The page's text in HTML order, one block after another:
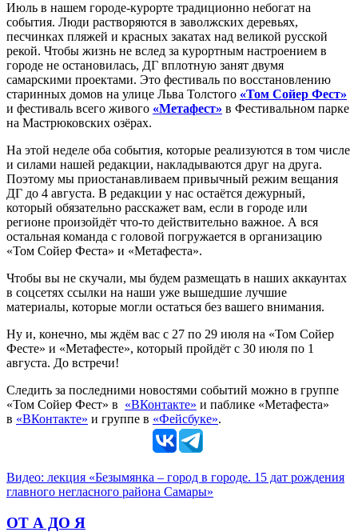
Июль в нашем городе-курорте традиционно небогат на
события. Люди растворяются в заволжских деревьях,
песчинках пляжей и красных закатах над великой русской
рекой. Чтобы жизнь не вслед за курортным настроением в
городе не остановилась, ДГ вплотную занят двумя
самарскими проектами. Это фестиваль по восстановлению
старинных домов на улице Льва Толстого «Том Сойер Фест»
и фестиваль всего живого «Метафест» в Фестивальном парке
на Мастрюковских озёрах.
На этой неделе оба события, которые реализуются в том числе
и силами нашей редакции, накладываются друг на друга.
Поэтому мы приостанавливаем привычный режим вещания
ДГ до 4 августа. В редакции у нас остаётся дежурный,
который обязательно расскажет вам, если в городе или
регионе произойдёт что-то действительно важное. А вся
остальная команда с головой погружается в организацию
«Том Сойер Феста» и «Метафеста».
Чтобы вы не скучали, мы будем размещать в наших аккаунтах
в соцсетях ссылки на наши уже вышедшие лучшие
материалы, которые могли остаться без вашего внимания.
Ну и, конечно, мы ждём вас с 27 по 29 июля на «Том Сойер
Фесте» и «Метафесте», который пройдёт с 30 июля по 1
августа. До встречи!
Следить за последними новостями событий можно в группе
«Том Сойер Фест» в «ВКонтакте» и паблике «Метафеста»
в «ВКонтакте» и группе в «Фейсбуке».
Видео: лекция «Безымянка – город в городе. 15 дат рождения
главного негласного района Самары»
ОТ А ДО Я